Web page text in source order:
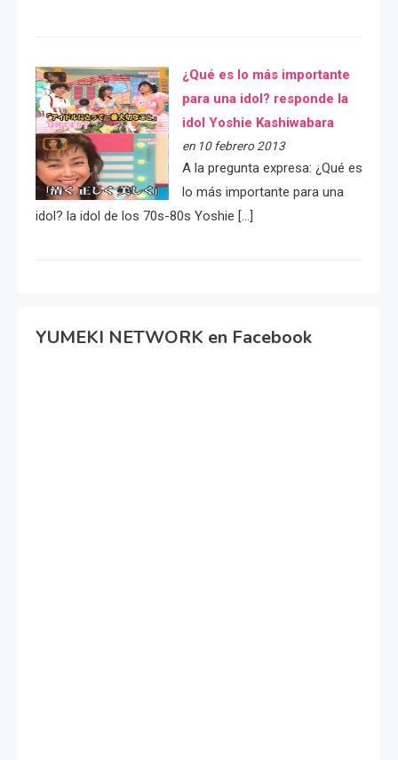
¿Qué es lo más importante
para una idol? responde la
idol Yoshie Kashiwabara
en 10 febrero 2013
A la pregunta expresa: ¿Qué es
lo más importante para una
idol? la idol de los 70s-80s Yoshie […]
YUMEKI NETWORK en Facebook